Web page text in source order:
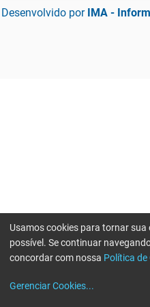
Desenvolvido por IMA -
Usamos cookies para tornar sua
possível. Se continuar
concordar com nossa Política de
Gerenciar Cookies...
Erro ao enviar informações,